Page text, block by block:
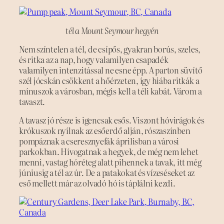
tél a Mount Seymour hegyén
Nem színtelen a tél, de csípős, gyakran borús, szeles,
és ritka az a nap, hogy valamilyen csapadék
valamilyen intenzitással ne esne épp. A parton süvítő
szél jócskán csökkent a hőérzeten, így hiába ritkák a
mínuszok a városban, mégis kell a téli kabát. Várom a
tavaszt.
A tavasz jó része is igencsak esős. Viszont hóvirágok és
krókuszok nyílnak az esőerdő alján, rószaszínben
pompáznak a cseresznyefák áprilisban a városi
parkokban. Hívogatnak a hegyek, de még nem lehet
menni, vastag hóréteg alatt pihennek a tavak, itt még
júniusig a tél az úr. De a patakokat és vízeséseket az
eső mellett már az olvadó hó is táplálni kezdi.